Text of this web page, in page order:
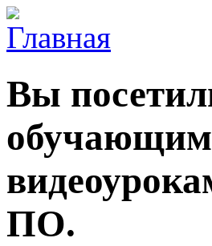
Вы
ПО.